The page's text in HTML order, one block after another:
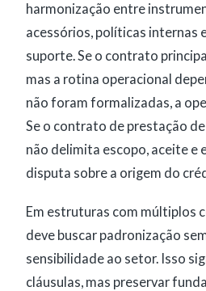
harmonização entre
acessórios, políticas internas
suporte. Se o contrato
mas a rotina operacional
não foram formalizadas, a
Se o contrato de prestação
não delimita escopo, aceite e
disputa sobre a origem do
Em estruturas com múltiplos
deve buscar padronização
sensibilidade ao setor. Isso
cláusulas, mas preservar